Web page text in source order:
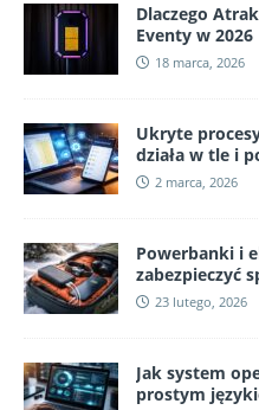
Dlaczego
Eventy w
18 marca, 2026
Ukryte
działa w tle i
2 marca, 2026
Powerbanki i
zabezpieczyć
23 lutego, 2026
Jak system
prostym